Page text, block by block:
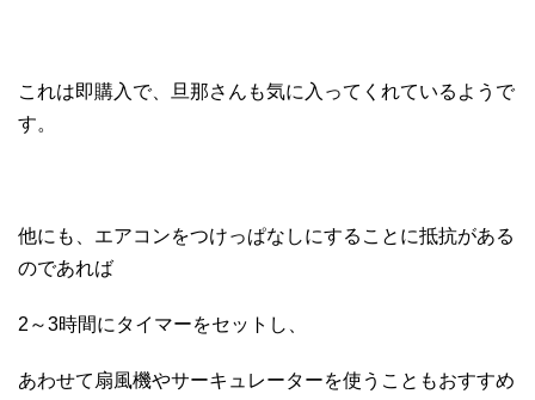
これは即購入で、旦那さんも気に入ってくれているようで
す。
他にも、エアコンをつけっぱなしにすることに抵抗がある
のであれば
2～3時間にタイマーをセットし、
あわせて扇風機やサーキュレーターを使うこともおすすめ